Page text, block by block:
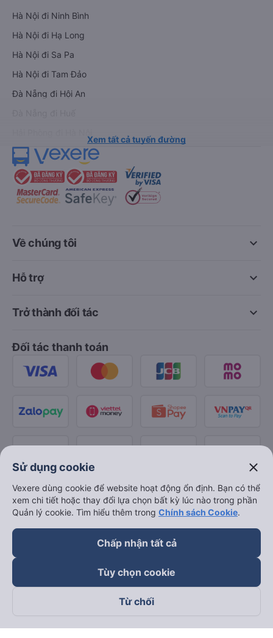
Hà Nội đi Ninh Bình
Hà Nội đi Hạ Long
Hà Nội đi Sa Pa
Hà Nội đi Tam Đảo
Đà Nẵng đi Hội An
Xem tất cả tuyến đường
keyboard_arrow_down
Về chúng tôi
keyboard_arrow_down
Hỗ trợ
keyboard_arrow_down
Trở thành đối tác
Đối tác thanh toán
Theo dõi chúng tôi trên
Sử dụng cookie close
Vexere dùng cookie để website hoạt động ổn định. Bạn có thể
xem chi tiết hoặc thay đổi lựa chọn bất kỳ lúc nào trong phần
Quản lý cookie. Tìm hiểu thêm trong Chính sách Cookie.
Chấp nhận tất cả
Tùy chọn cookie
Từ chối